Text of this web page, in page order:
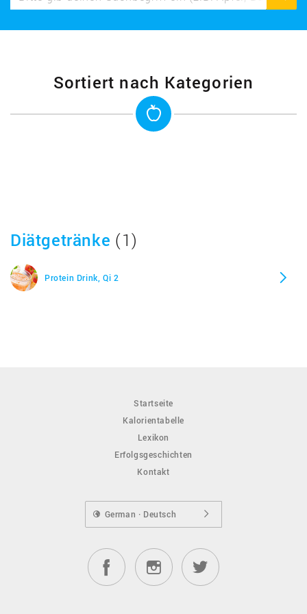
Sortiert nach Kategorien
Diätgetränke (1)
Protein Drink, Qi 2
Startseite
Kalorientabelle
Lexikon
Erfolgsgeschichten
Kontakt
German · Deutsch